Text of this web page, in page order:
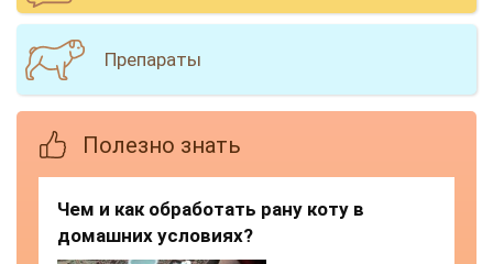
Препараты
Полезно знать
Чем и как обработать рану коту в
домашних условиях?